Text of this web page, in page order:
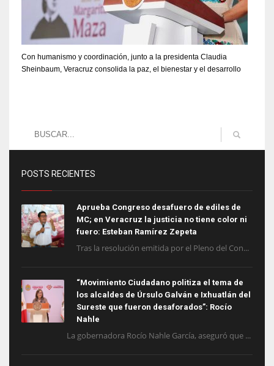
Con humanismo y coordinación, junto a la presidenta Claudia
Sheinbaum, Veracruz consolida la paz, el bienestar y el desarrollo
POSTS RECIENTES
Aprueba Congreso desafuero de ediles de
MC; en Veracruz la justicia no tiene color ni
fuero: Esteban Ramírez Zepeta
Tras la resolución emitida por el Pleno del Con...
“Movimiento Ciudadano politiza el tema de
los alcaldes de Úrsulo Galván e Ixhuatlán del
Sureste que fueron desaforados”: Rocío
Nahle
La gobernadora Rocío Nahle García, aseguró que ...